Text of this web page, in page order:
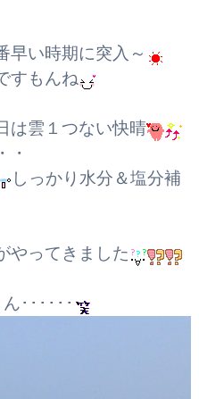
早い時期に突入～
すもんね
は雲１つない快晴
・
しっかり水分＆塩分補
やってきました
･･････